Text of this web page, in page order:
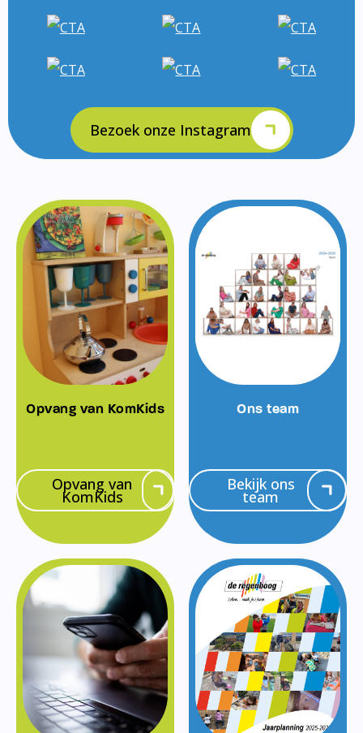
Bezoek onze Instagram
Opvang van KomKids
Opvang van
KomKids
Ons team
Bekijk ons
team